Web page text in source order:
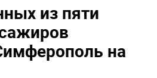
из пяти
на